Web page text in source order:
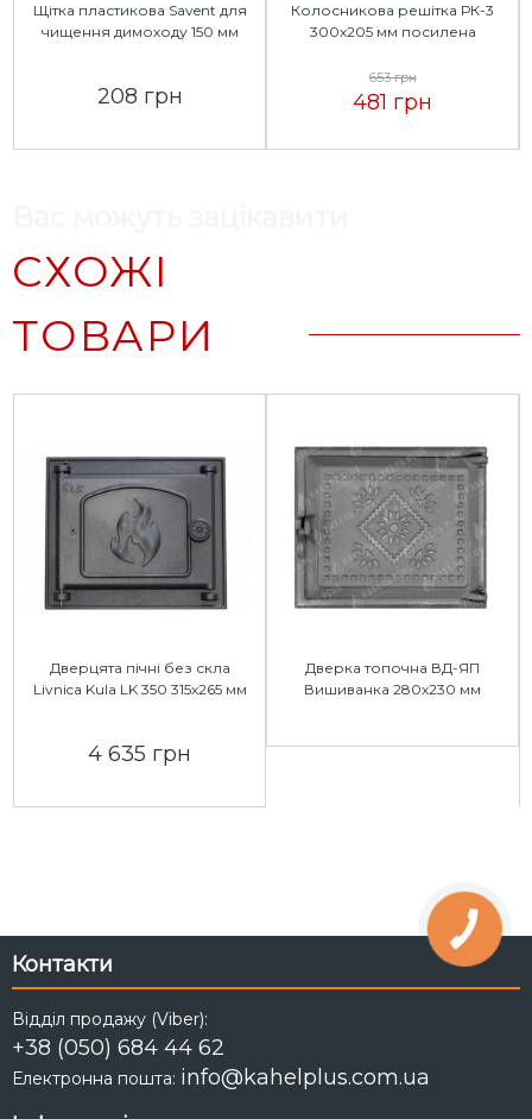
Щітка пластикова Savent для
чищення димоходу 150 мм
208 грн
Колосникова решітка РК-3
300x205 мм посилена
653 грн
481 грн
СХОЖІ
ТОВАРИ
Дверцята пічні без скла
Livnica Kula LK 350 315x265 мм
4 635 грн
Дверка топочна ВД-ЯП
Вишиванка 280x230 мм
Контакти
Відділ продажу (Viber):
+38 (050) 684 44 62
Електронна пошта: info@kahelplus.com.ua